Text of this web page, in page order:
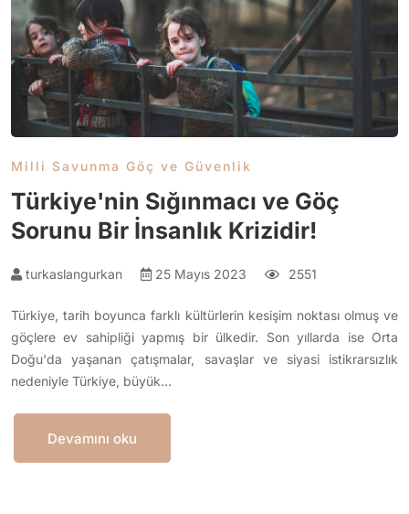
Milli Savunma Göç ve Güvenlik
Türkiye'nin Sığınmacı ve Göç
Sorunu Bir İnsanlık Krizidir!
turkaslangurkan 25 Mayıs 2023 2551
Türkiye, tarih boyunca farklı kültürlerin kesişim noktası olmuş ve
göçlere ev sahipliği yapmış bir ülkedir. Son yıllarda ise Orta
Doğu'da yaşanan çatışmalar, savaşlar ve siyasi istikrarsızlık
nedeniyle Türkiye, büyük…
Devamını oku